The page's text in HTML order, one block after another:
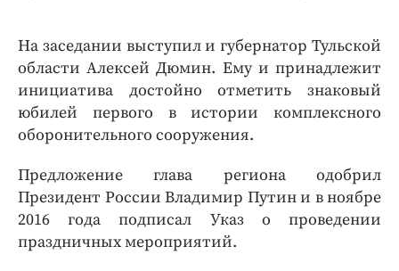
На заседании выступил и губернатор Тульской
области Алексей Дюмин. Ему и принадлежит
инициатива достойно отметить знаковый
юбилей первого в истории комплексного
оборонительного сооружения.
Предложение глава региона одобрил
Президент России Владимир Путин и в ноябре
2016 года подписал Указ о проведении
праздничных мероприятий.